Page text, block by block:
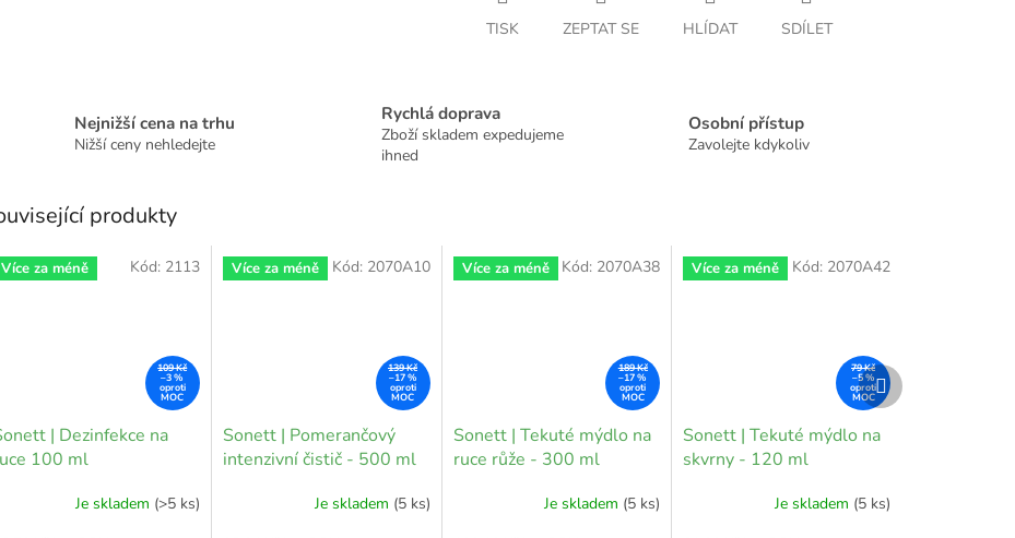
TISK ZEPTAT SE HLÍDAT SDÍLET
Nejnižší cena na trhu
Nižší ceny nehledejte
Rychlá doprava
Zboží skladem expedujeme
ihned
Osobní přístup
Zavolejte kdykoliv
produkty
Více za méně
109 Kč
–3 %
| Dezinfekce na
100 ml
Je skladem (>5 ks)
Kód: 2113 Více za méně
139 Kč
–17 %
Sonett | Pomerančový
intenzivní čistič - 500 ml
Je skladem (5 ks)
Kód: 2070A10 Více za méně
189 Kč
–17 %
Sonett | Tekuté mýdlo na
ruce růže - 300 ml
Je skladem (5 ks)
Kód: 2070A38 Více za méně
79 Kč
–5 %
Sonett | Tekuté mýdlo na
skvrny - 120 ml
Je skladem (5 ks)
Kód: 2070A42
Další
produkt